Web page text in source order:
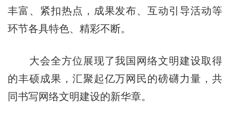
丰富、紧扣热点，成果发布、互动引导活动等
环节各具特色、精彩不断。
大会全方位展现了我国网络文明建设取得
的丰硕成果，汇聚起亿万网民的磅礴力量，共
同书写网络文明建设的新华章。